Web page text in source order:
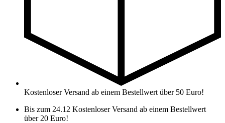
Kostenloser Versand ab einem Bestellwert über 50 Euro!
Bis zum 24.12 Kostenloser Versand ab einem Bestellwert
über 20 Euro!